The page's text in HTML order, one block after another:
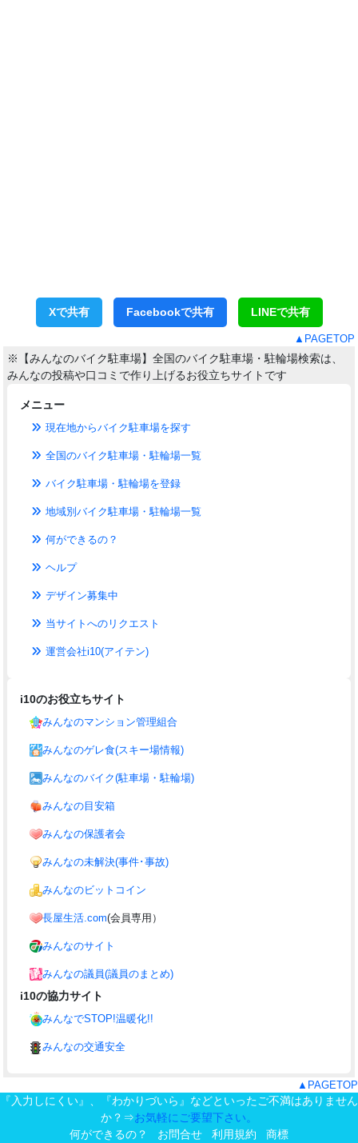
Xで共有 Facebookで共有 LINEで共有
▲PAGETOP
※【みんなのバイク駐車場】全国のバイク駐車場・駐輪場検索は、
みんなの投稿や口コミで作り上げるお役立ちサイトです
メニュー
現在地からバイク駐車場を探す
全国のバイク駐車場・駐輪場一覧
バイク駐車場・駐輪場を登録
地域別バイク駐車場・駐輪場一覧
何ができるの？
ヘルプ
デザイン募集中
当サイトへのリクエスト
運営会社i10(アイテン)
i10のお役立ちサイト
みんなのマンション管理組合
みんなのゲレ食(スキー場情報)
みんなのバイク(駐車場・駐輪場)
みんなの目安箱
みんなの保護者会
みんなの未解決(事件･事故)
みんなのビットコイン
長屋生活.com(会員専用）
みんなのサイト
みんなの議員(議員のまとめ)
i10の協力サイト
みんなでSTOP!温暖化!!
みんなの交通安全
▲PAGETOP
『入力しにくい』、『わかりづいら』などといったご不満はありません
か？⇒お気軽にご要望下さい。
何ができるの？
お問合せ 利用規約 商標